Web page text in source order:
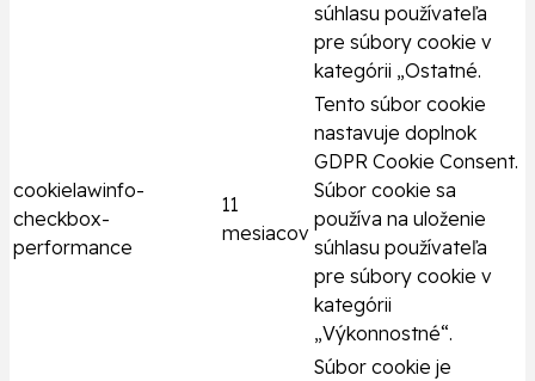
súhlasu používateľa
pre súbory cookie v
kategórii „Ostatné.
cookielawinfo-
checkbox-
performance
11
mesiacov
Tento súbor cookie
nastavuje doplnok
GDPR Cookie Consent.
Súbor cookie sa
používa na uloženie
súhlasu používateľa
pre súbory cookie v
kategórii
„Výkonnostné“.
Súbor cookie je